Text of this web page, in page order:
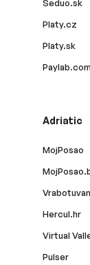
Seduo.sk
Platy.cz
Platy.sk
Paylab.com
Adriatic
MojPosao
Hercul.hr
Virtual
Pulser